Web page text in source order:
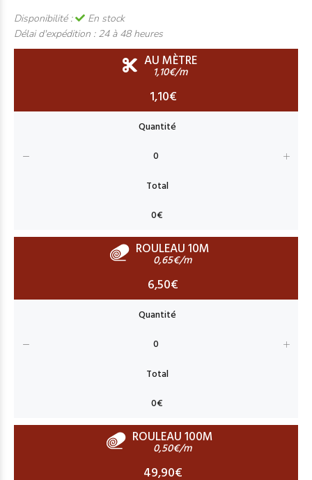
Disponibilité :
En stock
Délai d'expédition : 24 à 48 heures
AU MÈTRE
1,10€/m
1,10€
ROULEAU 10M
0,65€/m
6,50€
ROULEAU 100M
0,50€/m
49,90€